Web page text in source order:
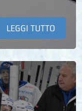
LEGGI TUTTO